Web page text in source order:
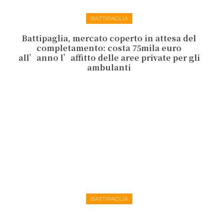
BATTIPAGLIA
Battipaglia, mercato coperto in attesa del
completamento: costa 75mila euro
all’anno l’affitto delle aree private per gli
ambulanti
BATTIPAGLIA